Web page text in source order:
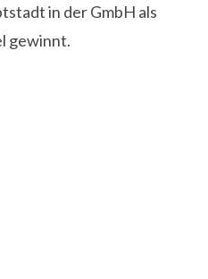
in der GmbH als
gewinnt.